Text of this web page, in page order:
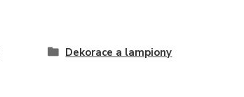
Dekorace a lampiony